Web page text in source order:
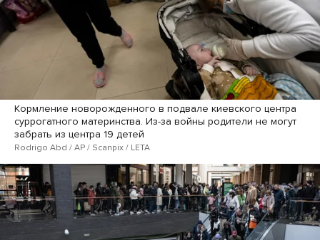
Кормление новорожденного в подвале киевского центра
суррогатного материнства. Из-за войны родители не могут
забрать из центра 19 детей
Rodrigo Abd / AP / Scanpix / LETA